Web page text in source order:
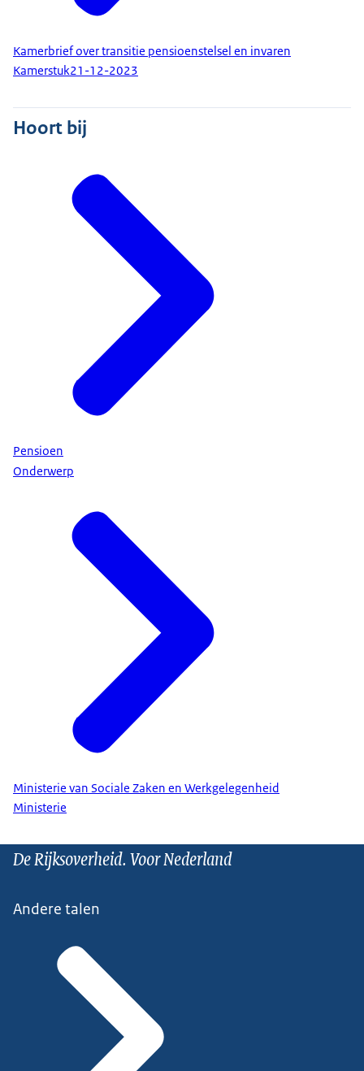
Kamerbrief over transitie pensioenstelsel en invaren
Kamerstuk21-12-2023
Hoort bij
Pensioen
Onderwerp
Ministerie van Sociale Zaken en Werkgelegenheid
Ministerie
De Rijksoverheid. Voor Nederland
Andere talen